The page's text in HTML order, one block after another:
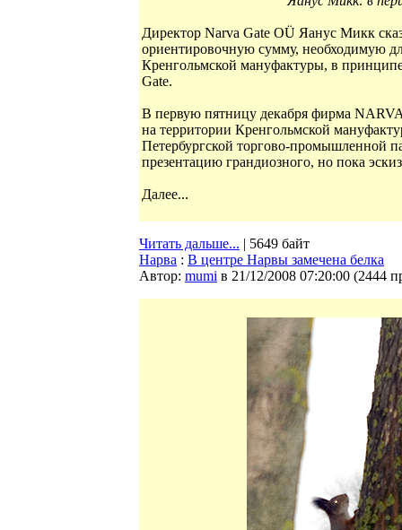
Директор Narva Gate OÜ Яанус Микк
ориентировочную сумму, необходимую
Кренгольмской мануфактуры, в
Gate.
В первую пятницу декабря фирма
на территории Кренгольмской
Петербургской торгово-промышленной
презентацию грандиозного, но пока
Далее...
Читать дальше... | 5649 байт
Нарва : В центре Нарвы замечена белка
Автор: mumi в 21/12/2008 07:20:00 (2444